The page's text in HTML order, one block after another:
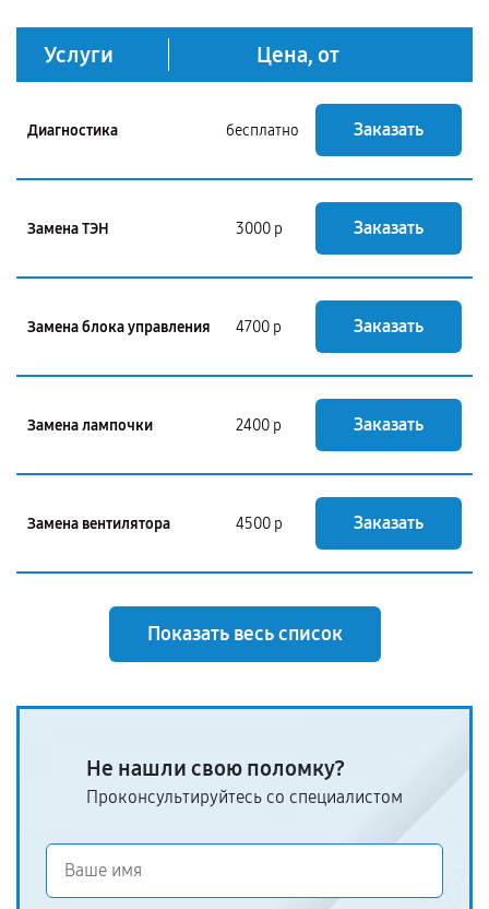
Услуги Цена, от
Диагностика бесплатно Заказать
Замена ТЭН 3000 р Заказать
Замена блока управления 4700 р Заказать
Замена лампочки 2400 р Заказать
Замена вентилятора 4500 р Заказать
Показать весь список
Не нашли свою поломку?
Проконсультируйтесь со специалистом